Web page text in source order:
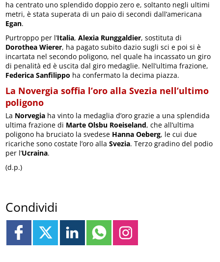
ha centrato uno splendido doppio zero e, soltanto negli ultimi
metri, è stata superata di un paio di secondi dall’americana
Egan.
Purtroppo per l’Italia,Alexia Runggaldier, sostituta di
Dorothea Wierer, ha pagato subito dazio sugli sci e poi si è
incartata nel secondo poligono, nel quale ha incassato un giro
di penalità ed è uscita dal giro medaglie. Nell’ultima frazione,
Federica Sanfilippo ha confermato la decima piazza.
La Novergia soffia l’oro alla Svezia nell’ultimo
poligono
La Norvegia ha vinto la medaglia d’oro grazie a una splendida
ultima frazione di Marte Olsbu Roeiseland, che all’ultima
poligono ha bruciato la svedese Hanna Oeberg, le cui due
ricariche sono costate l’oro allaSvezia. Terzo gradino del podio
per l’Ucraina.
(d.p.)
Condividi